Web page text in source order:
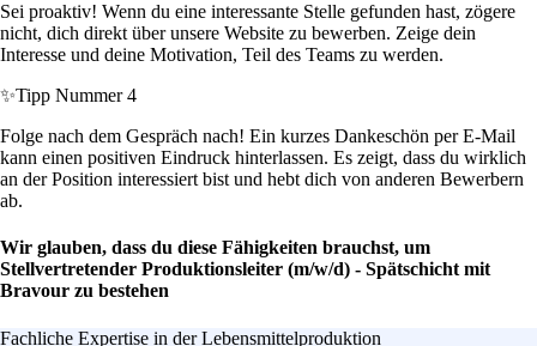
Sei proaktiv! Wenn du eine interessante Stelle gefunden hast, zögere
nicht, dich direkt über unsere Website zu bewerben. Zeige dein
Interesse und deine Motivation, Teil des Teams zu werden.
✨Tipp Nummer 4
Folge nach dem Gespräch nach! Ein kurzes Dankeschön per E-Mail
kann einen positiven Eindruck hinterlassen. Es zeigt, dass du wirklich
an der Position interessiert bist und hebt dich von anderen Bewerbern
ab.
Wir glauben, dass du diese Fähigkeiten brauchst, um
Stellvertretender Produktionsleiter (m/w/d) - Spätschicht mit
Bravour zu bestehen
Fachliche Expertise in der Lebensmittelproduktion